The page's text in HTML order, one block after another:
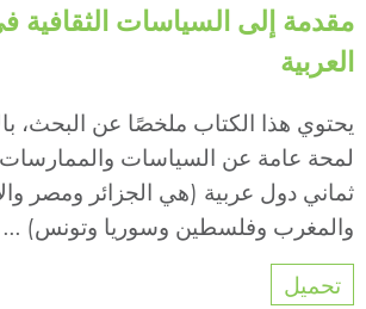
مقدمة إلى السياسات الثقافية
العربية
يحتوي هذا الكتاب ملخصًا عن البحث،
لمحة عامة عن السياسات والممارسات
ثماني دول عربية (هي الجزائر ومصر
والمغرب وفلسطين وسوريا وتونس) ...
تحميل